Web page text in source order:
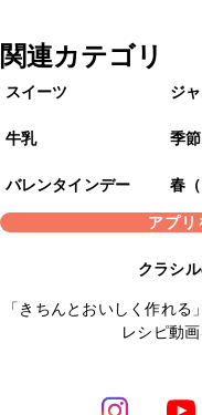
関連カテゴリ
スイーツ ジ
牛乳 季
バレンタインデー 春
アプリ
クラシ
「きちんとおいしく作れ
レシピ動